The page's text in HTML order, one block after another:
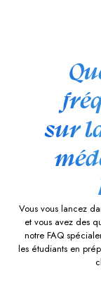
sur
Vous vous lancez
et vous avez des
notre FAQ
les étudiants en